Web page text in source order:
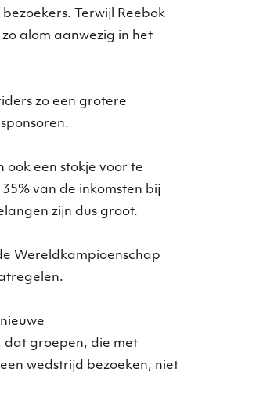
Terwijl Reebok
alom aanwezig in het
zo een grotere
een stokje voor te
van de inkomsten bij
zijn dus groot.
Wereldkampioenschap
dat groepen, die met
wedstrijd bezoeken, niet